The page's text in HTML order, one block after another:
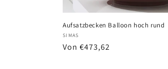
Aufsatzbecken Balloon hoch rund
Anbieter:
SIMAS
Normaler
Von €473,62